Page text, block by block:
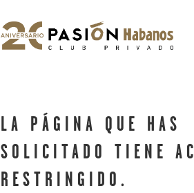
LA PÁGINA QUE HAS
SOLICITADO TIENE
RESTRINGIDO.